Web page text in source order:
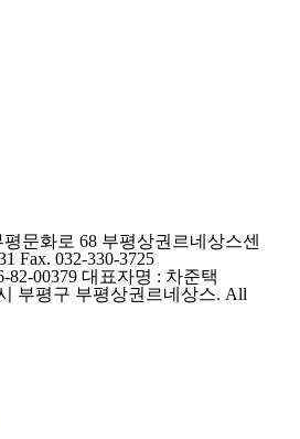
문화로 68 부평상권르네상스센
Fax. 032-330-3725
82-00379 대표자명 : 차준택
부평구 부평상권르네상스. All